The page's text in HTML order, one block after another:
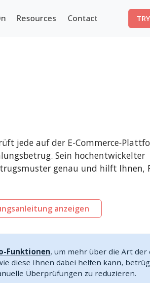
Resources Contact
jede auf der E-Commerce-
Sein hochentwickelter
genau und hilft Ihnen,
anzeigen
Funktionen, um mehr über die Art
diese Ihnen dabei helfen kann,
Überprüfungen zu reduzieren.